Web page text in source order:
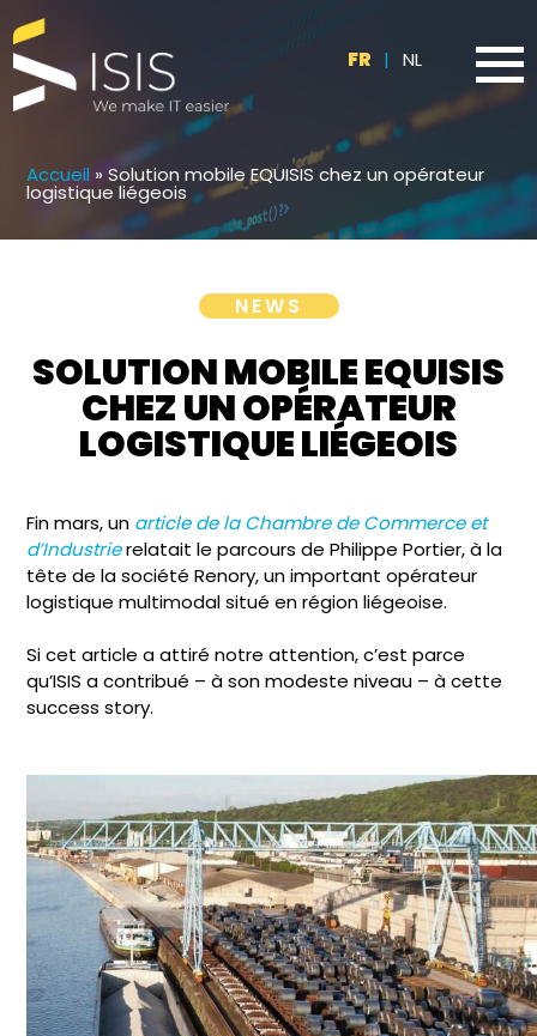
FR | NL
Accueil »Solution mobile EQUISIS chez un opérateur
logistique liégeois
NEWS
SOLUTION MOBILE EQUISIS
CHEZ UN OPÉRATEUR
LOGISTIQUE LIÉGEOIS
Fin mars, un article de la Chambre de Commerce et
d’Industrierelatait le parcours de Philippe Portier, à la
tête de la société Renory, un important opérateur
logistique multimodal situé en région liégeoise.
Si cet article a attiré notre attention, c’est parce
qu’ISIS a contribué – à son modeste niveau – à cette
success story.